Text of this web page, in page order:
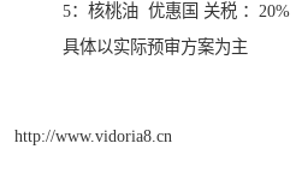
5：核桃油 优惠国 关税 ：20%
具体以实际预审方案为主
http://www.vidoria8.cn